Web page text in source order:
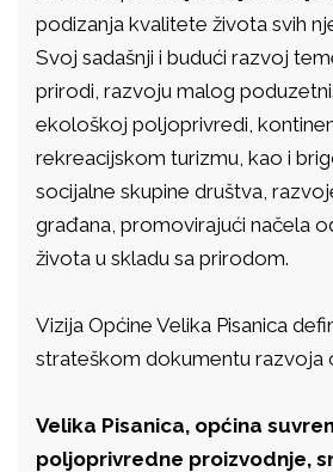
podizanja kvalitete života svih
Svoj sadašnji i budući razvoj
prirodi, razvoju malog
ekološkoj poljoprivredi,
rekreacijskom turizmu, kao i
socijalne skupine društva,
građana, promovirajući načela
života u skladu sa prirodom.
Vizija Općine Velika Pisanica
strateškom dokumentu razvoja
Velika Pisanica, općina
poljoprivredne proizvodnje,